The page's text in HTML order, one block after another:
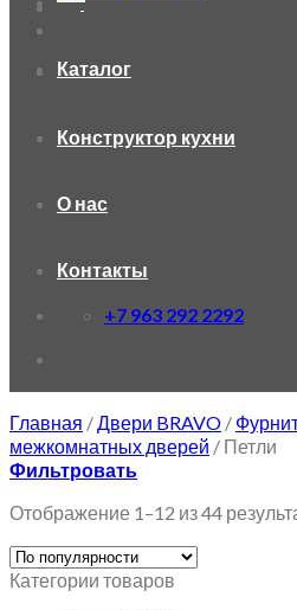
Каталог
Конструктор кухни
О нас
Контакты
+7 963 292 2292
Главная /Двери BRAVO /
межкомнатных дверей / Петли
Фильтровать
Отображение 1–12 из 44
Категории товаров